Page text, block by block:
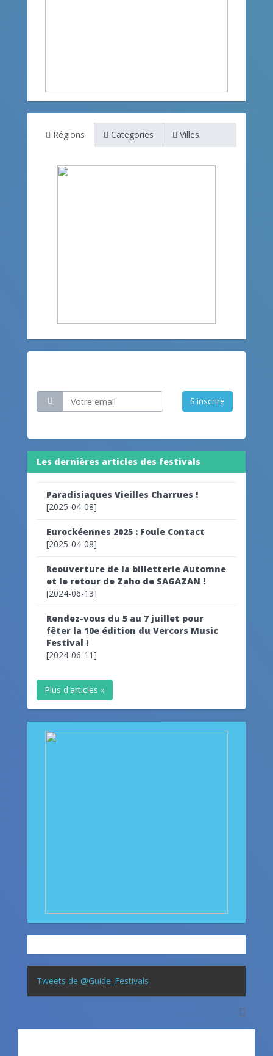
Régions Categories Villes
S'inscrire
Les dernières articles des festivals
Paradisiaques Vieilles Charrues !
[2025-04-08]
Eurockéennes 2025 : Foule Contact
[2025-04-08]
Reouverture de la billetterie Automne
et le retour de Zaho de SAGAZAN !
[2024-06-13]
Rendez-vous du 5 au 7 juillet pour
fêter la 10e édition du Vercors Music
Festival !
[2024-06-11]
Plus d'articles »
Tweets de @Guide_Festivals